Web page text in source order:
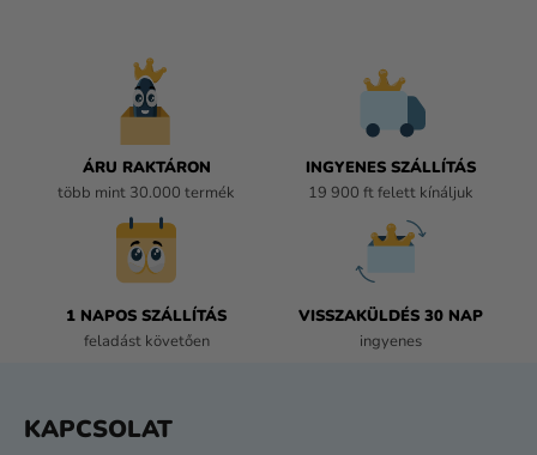
ÁRU RAKTÁRON
több mint 30.000 termék
INGYENES SZÁLLÍTÁS
19 900 ft felett kínáljuk
1 NAPOS SZÁLLÍTÁS
feladást követően
VISSZAKÜLDÉS 30 NAP
ingyenes
KAPCSOLAT